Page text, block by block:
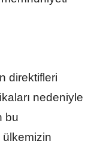
direktifleri
nedeniyle
bu
ülkemizin